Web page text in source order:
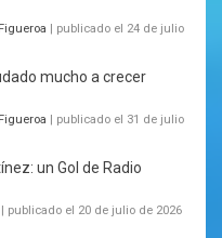
| publicado el 24 de julio
mucho a crecer
| publicado el 31 de julio
un Gol de Radio
| publicado el 20 de julio de 2026